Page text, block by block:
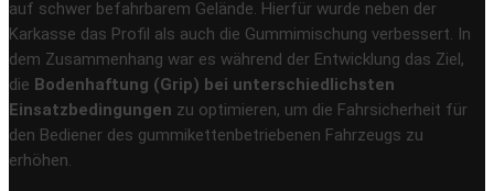
auf schwer befahrbarem Gelände. Hierfür wurde neben der
Karkasse das Profil als auch die Gummimischung verbessert. In
dem Zusammenhang war es während der Entwicklung das Ziel,
die Bodenhaftung (Grip) bei unterschiedlichsten
Einsatzbedingungen zu optimieren, um die Fahrsicherheit für
den Bediener des gummikettenbetriebenen Fahrzeugs zu
erhöhen.